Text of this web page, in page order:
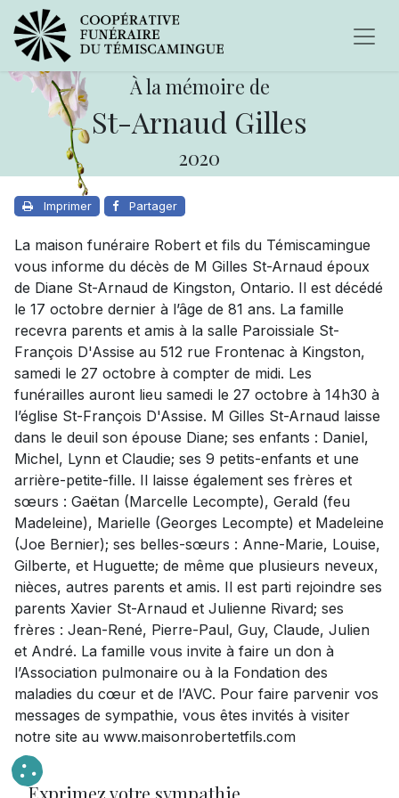
À la mémoire de
St-Arnaud Gilles
2020
Imprimer Partager
La maison funéraire Robert et fils du Témiscamingue
vous informe du décès de M Gilles St-Arnaud époux
de Diane St-Arnaud de Kingston, Ontario. Il est décédé
le 17 octobre dernier à l’âge de 81 ans. La famille
recevra parents et amis à la salle Paroissiale St-
François D'Assise au 512 rue Frontenac à Kingston,
samedi le 27 octobre à compter de midi. Les
funérailles auront lieu samedi le 27 octobre à 14h30 à
l’église St-François D'Assise. M Gilles St-Arnaud laisse
dans le deuil son épouse Diane; ses enfants : Daniel,
Michel, Lynn et Claudie; ses 9 petits-enfants et une
arrière-petite-fille. Il laisse également ses frères et
sœurs : Gaëtan (Marcelle Lecompte), Gerald (feu
Madeleine), Marielle (Georges Lecompte) et Madeleine
(Joe Bernier); ses belles-sœurs : Anne-Marie, Louise,
Gilberte, et Huguette; de même que plusieurs neveux,
nièces, autres parents et amis. Il est parti rejoindre ses
parents Xavier St-Arnaud et Julienne Rivard; ses
frères : Jean-René, Pierre-Paul, Guy, Claude, Julien
et André. La famille vous invite à faire un don à
l’Association pulmonaire ou à la Fondation des
maladies du cœur et de l’AVC. Pour faire parvenir vos
messages de sympathie, vous êtes invités à visiter
notre site au www.maisonrobertetfils.com